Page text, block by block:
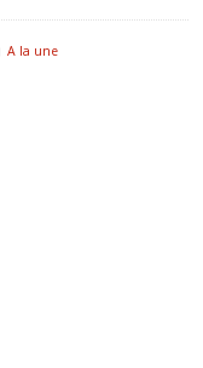
A la une